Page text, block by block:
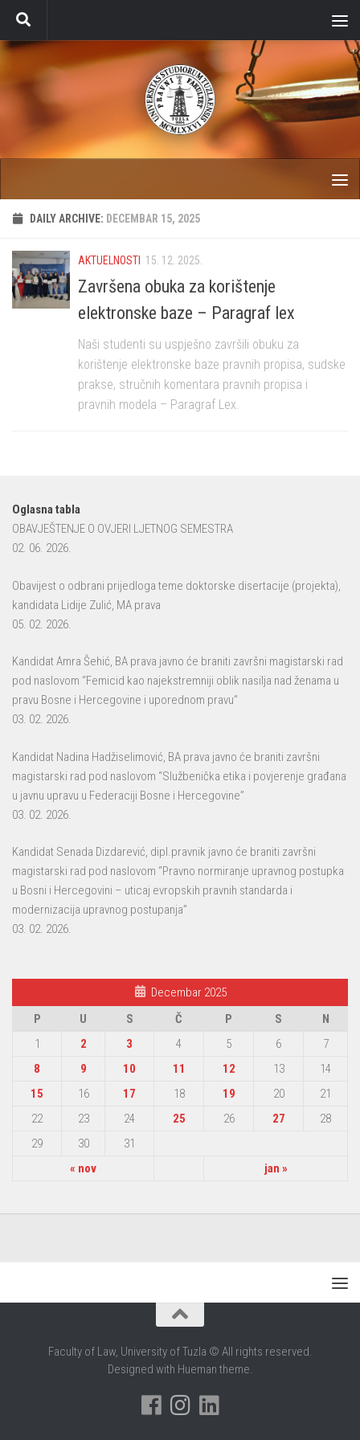
Skip to content
DAILY ARCHIVE: DECEMBAR 15, 2025
AKTUELNOSTI 15. 12. 2025.
Završena obuka za korištenje
elektronske baze – Paragraf lex
Naši studenti su uspješno završili obuku za
korištenje elektronske baze pravnih propisa, sudske
prakse, stručnih komentara pravnih propisa i
pravnih modela – Paragraf Lex.
Oglasna tabla
OBAVJEŠTENJE O OVJERI LJETNOG SEMESTRA
02. 06. 2026.
Obavijest o odbrani prijedloga teme doktorske disertacije (projekta),
kandidata Lidije Zulić, MA prava
05. 02. 2026.
Kandidat Amra Šehić, BA prava javno će braniti završni magistarski rad
pod naslovom “Femicid kao najekstremniji oblik nasilja nad ženama u
pravu Bosne i Hercegovine i uporednom pravu”
03. 02. 2026.
Kandidat Nadina Hadžiselimović, BA prava javno će braniti završni
magistarski rad pod naslovom “Službenička etika i povjerenje građana
u javnu upravu u Federaciji Bosne i Hercegovine”
03. 02. 2026.
Kandidat Senada Dizdarević, dipl.pravnik javno će braniti završni
magistarski rad pod naslovom “Pravno normiranje upravnog postupka
u Bosni i Hercegovini – uticaj evropskih pravnih standarda i
modernizacija upravnog postupanja”
03. 02. 2026.
Decembar 2025
P
U S Č P S N
« nov jan »
1 2 3 4 5 6
7
8
9 10 11 12 13
14
15
16 17 18 19 20
21
22
23 24 25 26 27
28
29
30 31
Faculty of Law, University of Tuzla © All rights reserved.
Designed with Hueman theme.